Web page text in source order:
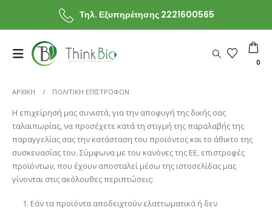
Τηλ. Εξυπηρέτησης 2221600565
0
ΑΡΧΙΚΗ ΠΟΛΙΤΙΚΉ ΕΠΙΣΤΡΟΦΏΝ
Η επιχείρησή μας συνιστά, για την αποφυγή της δικής σας
ταλαιπωρίας, να προσέχετε κατά τη στιγμή της παραλαβής της
παραγγελίας σας την κατάσταση του προϊόντος και το άθικτο της
συσκευασίας του. Σύμφωνα με του κανόνες της ΕΕ, επιστροφές
προϊόντων, που έχουν αποσταλεί μέσω της ιστοσελίδας μας
γίνονται στις ακόλουθες περιπτώσεις:
Εάν τα προϊόντα αποδειχτούν ελαττωματικά ή δεν